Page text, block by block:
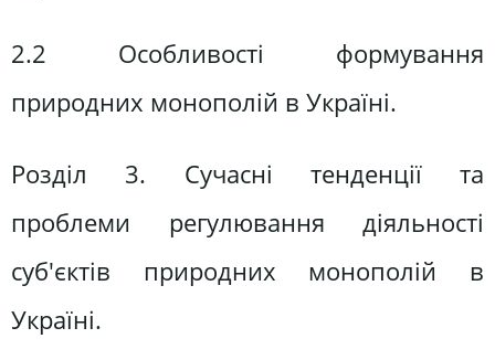
2.2 Особливості формування
природних монополій в Україні.
Розділ 3. Сучасні тенденції та
проблеми регулювання діяльності
суб'єктів природних монополій в
Україні.